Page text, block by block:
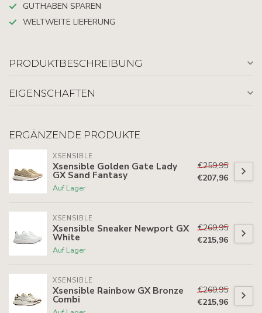
GUTHABEN SPAREN
WELTWEITE LIEFERUNG
PRODUKTBESCHREIBUNG
EIGENSCHAFTEN
ERGÄNZENDE PRODUKTE
XSENSIBLE
Xsensible Golden Gate Lady
GX Sand Fantasy
Auf Lager
€259,95
€207,96
XSENSIBLE
Xsensible Sneaker Newport GX
White
Auf Lager
€269,95
€215,96
XSENSIBLE
Xsensible Rainbow GX Bronze
Combi
€269,95
€215,96